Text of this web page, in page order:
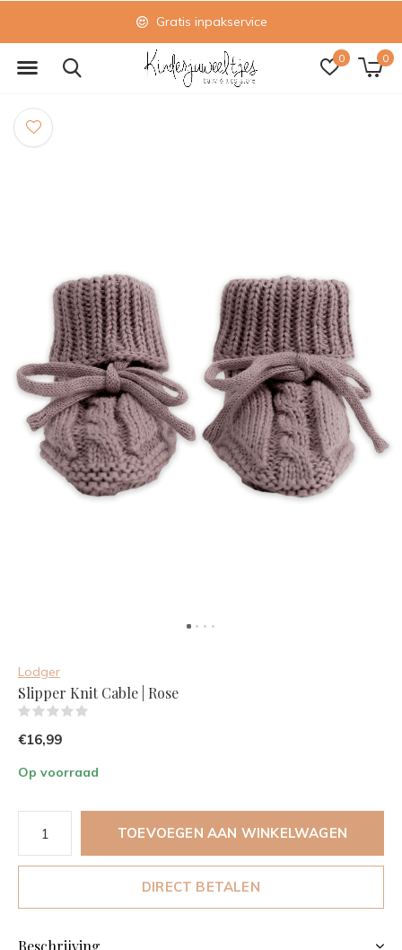
0 0
Gratis inpakservice
Lodger
Slipper Knit Cable | Rose
€16,99
Op voorraad
TOEVOEGEN AAN WINKELWAGEN
DIRECT BETALEN
Beschrijving